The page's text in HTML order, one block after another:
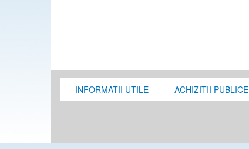
INFORMATII UTILE ACHIZITII PUBLICE